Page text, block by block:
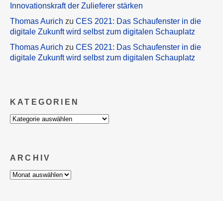
Innovationskraft der Zulieferer stärken
Thomas Aurich zu CES 2021: Das Schaufenster in die
digitale Zukunft wird selbst zum digitalen Schauplatz
Thomas Aurich zu CES 2021: Das Schaufenster in die
digitale Zukunft wird selbst zum digitalen Schauplatz
KATEGORIEN
Kategorien
ARCHIV
Archiv